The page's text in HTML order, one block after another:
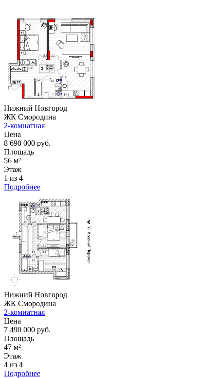
Нижний Новгород
ЖК Смородина
2-комнатная
Цена
8 690 000 руб.
Площадь
56 м²
Этаж
1 из 4
Подробнее
Нижний Новгород
ЖК Смородина
2-комнатная
Цена
7 490 000 руб.
Площадь
47 м²
Этаж
4 из 4
Подробнее